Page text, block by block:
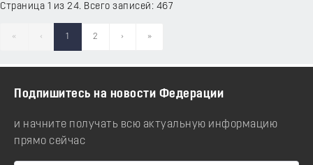
Страница 1 из 24. Всего записей: 467
« ‹ 1 2 › »
Подпишитесь на новости Федерации
и начните получать всю актуальную информацию
прямо сейчас